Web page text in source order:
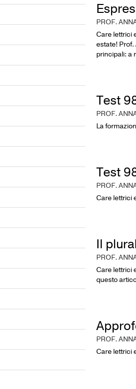
PROF.
Care lettrici
estate!
principali: a
Test
PROF.
La
Test
PROF.
Care lettrici
Il
PROF.
Care lettrici
questo
PROF.
Care lettrici